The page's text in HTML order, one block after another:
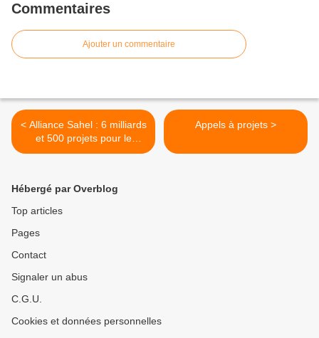
Commentaires
Ajouter un commentaire
< Alliance Sahel : 6 milliards
et 500 projets pour le
développement
Appels à projets >
Hébergé par Overblog
Top articles
Pages
Contact
Signaler un abus
C.G.U.
Cookies et données personnelles